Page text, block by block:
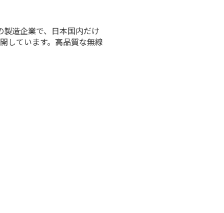
造企業で、日本国内だけ
しています。高品質な無線